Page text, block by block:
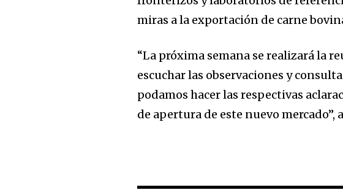
miras a la exportación de carne
“La próxima semana se realizará la
escuchar las observaciones y
podamos hacer las respectivas
de apertura de este nuevo mercado”,